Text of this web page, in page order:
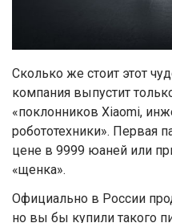
Сколько же стоит этот
компания выпустит
«поклонников Xiaomi,
робототехники». Первая
цене в 9999 юаней или
«щенка».
Официально в России
но вы бы купили такого